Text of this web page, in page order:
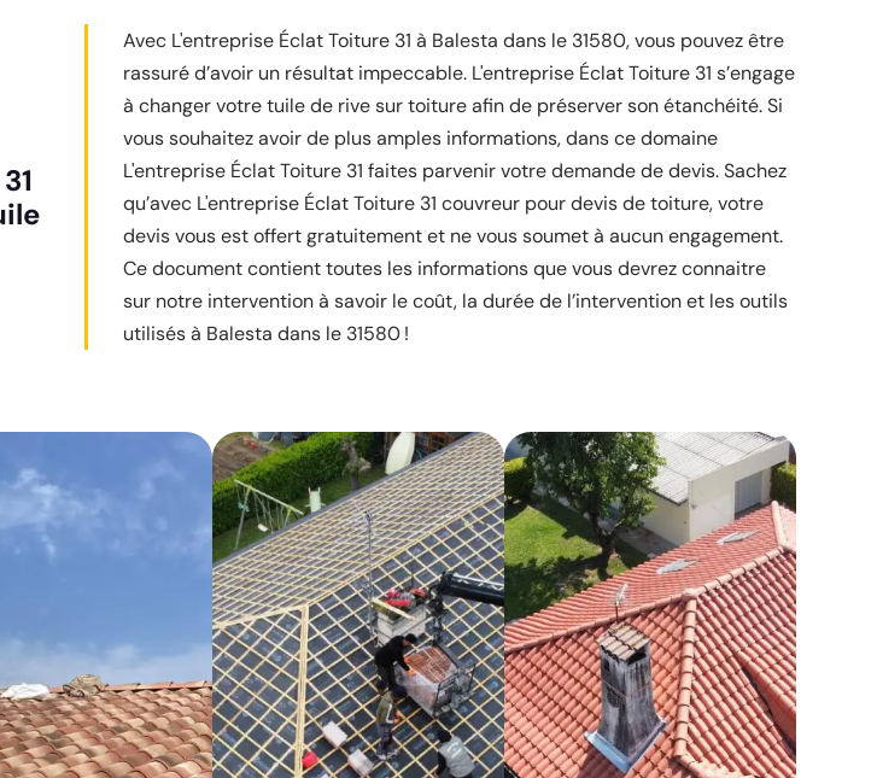
Avec L'entreprise Éclat Toiture 31 à Balesta dans le 31580, vous pouvez être
rassuré d’avoir un résultat impeccable. L'entreprise Éclat Toiture 31 s’engage
à changer votre tuile de rive sur toiture afin de préserver son étanchéité. Si
vous souhaitez avoir de plus amples informations, dans ce domaine
L'entreprise Éclat Toiture 31 faites parvenir votre demande de devis. Sachez
qu’avec L'entreprise Éclat Toiture 31 couvreur pour devis de toiture, votre
devis vous est offert gratuitement et ne vous soumet à aucun engagement.
Ce document contient toutes les informations que vous devrez connaitre
sur notre intervention à savoir le coût, la durée de l’intervention et les outils
utilisés à Balesta dans le 31580 !